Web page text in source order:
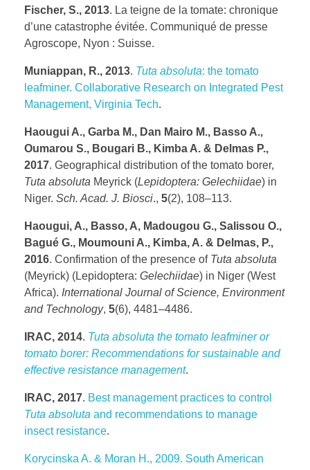
Fischer, S., 2013. La teigne de la tomate: chronique
d’une catastrophe évitée. Communiqué de presse
Agroscope, Nyon : Suisse.
Muniappan, R., 2013. Tuta absoluta: the tomato
leafminer. Collaborative Research on Integrated Pest
Management, Virginia Tech.
Haougui A., Garba M., Dan Mairo M., Basso A.,
Oumarou S., Bougari B., Kimba A. & Delmas P.,
2017. Geographical distribution of the tomato borer,
Tuta absoluta Meyrick (Lepidoptera: Gelechiidae) in
Niger. Sch. Acad. J. Biosci., 5(2), 108–113.
Haougui, A., Basso, A, Madougou G., Salissou O.,
Bagué G., Moumouni A., Kimba, A. & Delmas, P.,
2016. Confirmation of the presence of Tuta absoluta
(Meyrick) (Lepidoptera: Gelechiidae) in Niger (West
Africa). International Journal of Science, Environment
and Technology, 5(6), 4481–4486.
IRAC, 2014. Tuta absoluta the tomato leafminer or
tomato borer: Recommendations for sustainable and
effective resistance management.
IRAC, 2017. Best management practices to control
Tuta absoluta and recommendations to manage
insect resistance.
Korycinska A. & Moran H., 2009. South American